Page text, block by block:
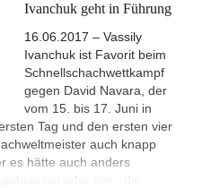
Ivanchuk geht in Führung
16.06.2017 – Vassily
Ivanchuk ist Favorit beim
Schnellschachwettkampf
gegen David Navara, der
vom 15. bis 17. Juni in
Tag und den ersten vier
auch knapp
es hätte auch anders
hin oder her - die